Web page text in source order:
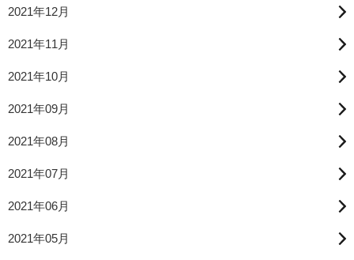
2021年12月
2021年11月
2021年10月
2021年09月
2021年08月
2021年07月
2021年06月
2021年05月